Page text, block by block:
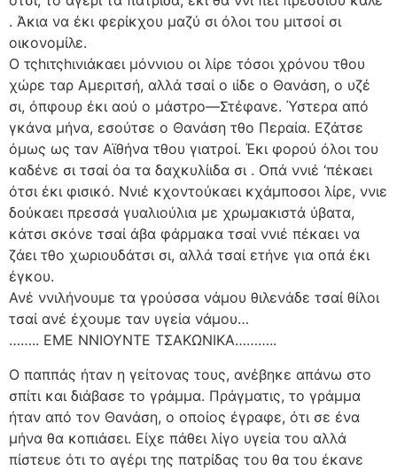
. Άκια να έκι φερίκχου μαζύ σι όλοι του μιτσοί σι
οικονομίλε.
Ο τςhιτςhινιάκαει μόννιου οι λίρε τόσοι χρόνου τθου
χώρε ταρ Αμεριτσή, αλλά τσαί ο ιίδε ο Θανάση, ο υζέ
σι, όπφουρ έκι αού ο μάστρο—Στέφανε. Ύστερα από
γκάνα μήνα, εσούτσε ο Θανάση τθο Περαία. Εζάτσε
όμως ως ταν Αϊθήνα τθου γιατροί. Έκι φορού όλοι του
καδένε σι τσαί όα τα δαχκυλίιδα σι . Οπά ννιέ ‘πέκαει
ότσι έκι φισικό. Ννιέ κχοντούκαει κχάμποσοι λίρε, ννιε
δούκαει πρεσσά γυαλιούλια με χρωμακιστά ύβατα,
κάτσι σκόνε τσαί άβα φάρμακα τσαί ννιέ πέκαει να
ζάει τθο χωριουδάτσι σι, αλλά τσαί ετήνε για οπά έκι
έγκου.
Ανέ ννιλήνουμε τα γρούσσα νάμου θιλενάδε τσαί θίλοι
τσαί ανέ έχουμε ταν υγεία νάμου…
…….. ΕΜΕ ΝΝΙΟΥΝΤΕ ΤΣΑΚΩΝΙΚΑ………..
Ο παππάς ήταν η γείτονας τους, ανέβηκε απάνω στο
σπίτι και διάβασε το γράμμα. Πράγματις, το γράμμα
ήταν από τον Θανάση, ο οποίος έγραφε, ότι σε ένα
μήνα θα κοπιάσει. Είχε πάθει λίγο υγεία του αλλά
πίστευε ότι το αγέρι της πατρίδας του θα του έκανε